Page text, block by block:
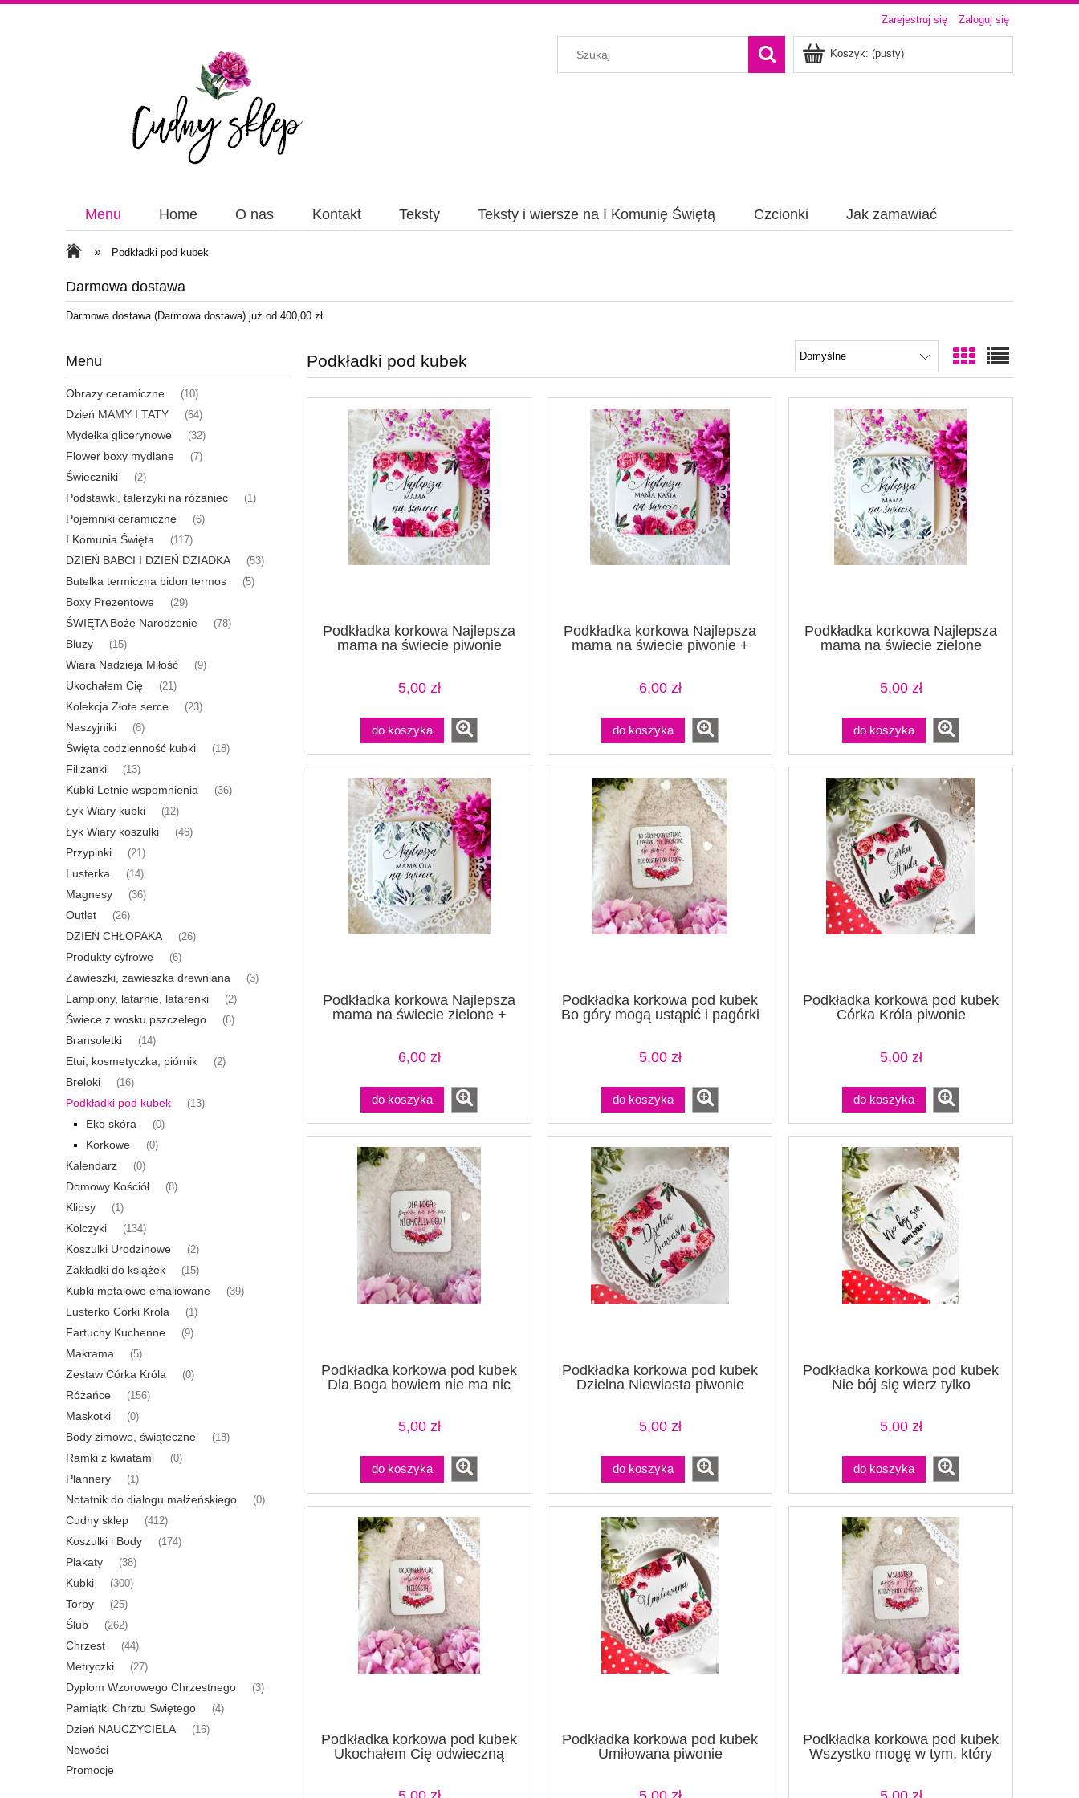
Zarejestruj się Zaloguj się
Koszyk: (pusty)
Menu Home O nas Kontakt Teksty Teksty i wiersze na I Komunię Świętą Czcionki Jak zamawiać
Papiery Wstążki
» Podkładki pod kubek
Darmowa dostawa
Darmowa dostawa (Darmowa dostawa) już od 400,00 zł.
Menu
Obrazy ceramiczne (10)
Dzień MAMY I TATY (64)
Mydełka glicerynowe (32)
Flower boxy mydlane (7)
Świeczniki (2)
Podstawki, talerzyki na różaniec (1)
Pojemniki ceramiczne (6)
I Komunia Święta (117)
DZIEŃ BABCI I DZIEŃ DZIADKA (53)
Butelka termiczna bidon termos (5)
Boxy Prezentowe (29)
ŚWIĘTA Boże Narodzenie (78)
Bluzy (15)
Wiara Nadzieja Miłość (9)
Ukochałem Cię (21)
Kolekcja Złote serce (23)
Naszyjniki (8)
Święta codzienność kubki (18)
Filiżanki (13)
Kubki Letnie wspomnienia (36)
Łyk Wiary kubki (12)
Łyk Wiary koszulki (46)
Przypinki (21)
Lusterka (14)
Magnesy (36)
Outlet (26)
DZIEŃ CHŁOPAKA (26)
Produkty cyfrowe (6)
Zawieszki, zawieszka drewniana (3)
Lampiony, latarnie, latarenki (2)
Świece z wosku pszczelego (6)
Bransoletki (14)
Etui, kosmetyczka, piórnik (2)
Breloki (16)
Podkładki pod kubek (13)
Eko skóra (0)
Korkowe (0)
Kalendarz (0)
Domowy Kościół (8)
Klipsy (1)
Kolczyki (134)
Koszulki Urodzinowe (2)
Zakładki do książek (15)
Kubki metalowe emaliowane (39)
Lusterko Córki Króla (1)
Fartuchy Kuchenne (9)
Makrama (5)
Zestaw Córka Króla (0)
Różańce (156)
Maskotki (0)
Body zimowe, świąteczne (18)
Ramki z kwiatami (0)
Plannery (1)
Notatnik do dialogu małżeńskiego (0)
Cudny sklep (412)
Koszulki i Body (174)
Plakaty (38)
Kubki (300)
Torby (25)
Ślub (262)
Chrzest (44)
Metryczki (27)
Dyplom Wzorowego Chrzestnego (3)
Pamiątki Chrztu Świętego (4)
Dzień NAUCZYCIELA (16)
Nowości
Promocje
Podkładki pod kubek
Podkładka korkowa Najlepsza
mama na świecie piwonie
5,00 zł
do koszyka
Podkładka korkowa Najlepsza
mama na świecie piwonie +
6,00 zł
do koszyka
Podkładka korkowa Najlepsza
mama na świecie zielone
5,00 zł
do koszyka
Podkładka korkowa Najlepsza
mama na świecie zielone +
6,00 zł
do koszyka
Podkładka korkowa pod kubek
Bo góry mogą ustąpić i pagórki
5,00 zł
do koszyka
Podkładka korkowa pod kubek
Córka Króla piwonie
5,00 zł
do koszyka
Podkładka korkowa pod kubek
Dla Boga bowiem nie ma nic
5,00 zł
do koszyka
Podkładka korkowa pod kubek
Dzielna Niewiasta piwonie
5,00 zł
do koszyka
Podkładka korkowa pod kubek
Nie bój się wierz tylko
5,00 zł
do koszyka
Podkładka korkowa pod kubek
Ukochałem Cię odwieczną
Podkładka korkowa pod kubek
Umiłowana piwonie
Podkładka korkowa pod kubek
Wszystko mogę w tym, który